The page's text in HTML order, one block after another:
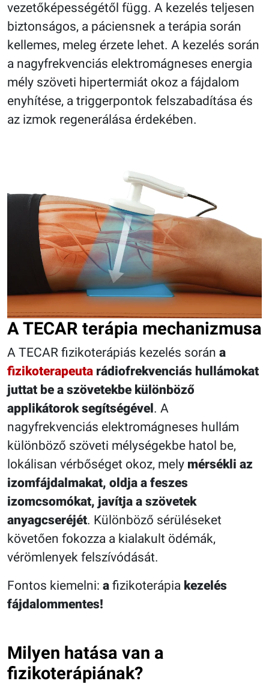
vezetőképességétől függ. A kezelés teljesen
biztonságos, a páciensnek a terápia során
kellemes, meleg érzete lehet. A kezelés során
a nagyfrekvenciás elektromágneses energia
mély szöveti hipertermiát okoz a fájdalom
enyhítése, a triggerpontok felszabadítása és
az izmok regenerálása érdekében.
A TECAR terápia mechanizmusa
A TECAR fizikoterápiás kezelés során a
fizikoterapeuta rádiofrekvenciás hullámokat
juttat be a szövetekbe különböző
applikátorok segítségével. A
nagyfrekvenciás elektromágneses hullám
különböző szöveti mélységekbe hatol be,
lokálisan vérbőséget okoz, mely mérsékli az
izomfájdalmakat, oldja a feszes
izomcsomókat, javítja a szövetek
anyagcseréjét. Különböző sérüléseket
követően fokozza a kialakult ödémák,
vérömlenyek felszívódását.
Fontos kiemelni: a fizikoterápia kezelés
fájdalommentes!
Milyen hatása van a
fizikoterápiának?